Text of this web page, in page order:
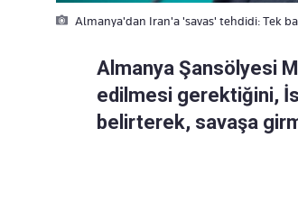
Almanya'dan Iran'a 'savas' tehdidi: Tek
Almanya Şansölyesi
edilmesi gerektiğini,
belirterek, savaşa